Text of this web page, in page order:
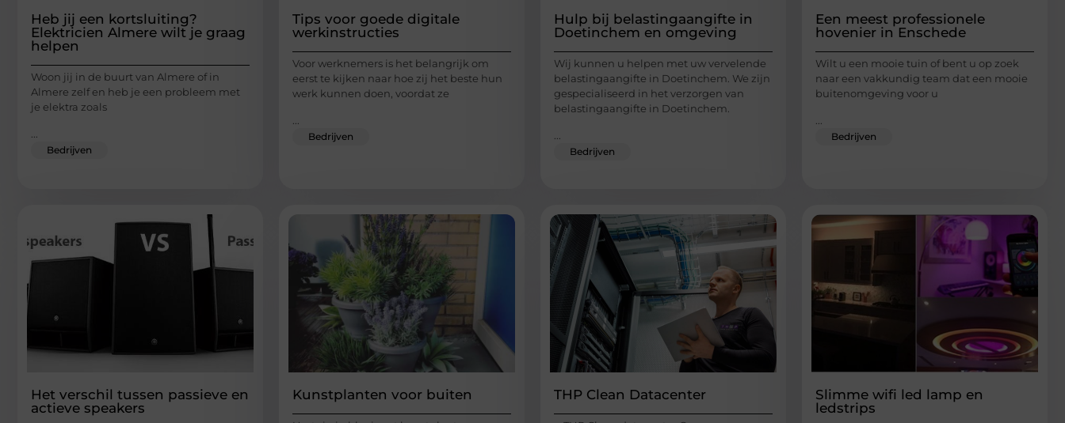
Heb jij een kortsluiting?
Elektricien Almere wilt je graag
helpen
Woon jij in de buurt van Almere of in
Almere zelf en heb je een probleem met
je elektra zoals
Bedrijven
Tips voor goede digitale
werkinstructies
Voor werknemers is het belangrijk om
eerst te kijken naar hoe zij het beste hun
werk kunnen doen, voordat ze
Bedrijven
Hulp bij belastingaangifte in
Doetinchem en omgeving
Wij kunnen u helpen met uw vervelende
belastingaangifte in Doetinchem. We zijn
gespecialiseerd in het verzorgen van
belastingaangifte in Doetinchem.
Bedrijven
Een meest professionele
hovenier in Enschede
Wilt u een mooie tuin of bent u op zoek
naar een vakkundig team dat een mooie
buitenomgeving voor u
Bedrijven
Het verschil tussen passieve en
actieve speakers
Kunstplanten voor buiten THP Clean Datacenter
Slimme wifi led lamp en
ledstrips